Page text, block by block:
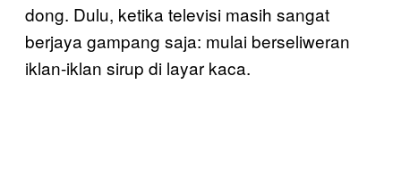
dong. Dulu, ketika televisi masih sangat
berjaya gampang saja: mulai berseliweran
iklan-iklan sirup di layar kaca.